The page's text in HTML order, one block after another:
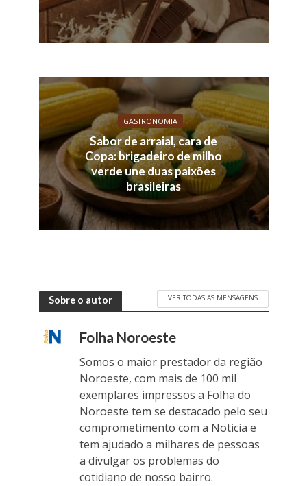
GASTRONOMIA
Sabor de arraial, cara de
Copa: brigadeiro de milho
verde une duas paixões
brasileiras
Sobre o autor VER TODAS AS MENSAGENS
Folha Noroeste
Somos o maior prestador da região
Noroeste, com mais de 100 mil
exemplares impressos a Folha do
Noroeste tem se destacado pelo seu
comprometimento com a Noticia e
tem ajudado a milhares de pessoas
a divulgar os problemas do
cotidiano de nosso bairro.